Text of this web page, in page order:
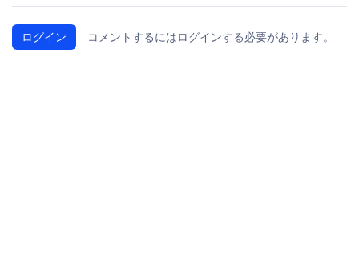
ログイン コメントするにはログインする必要があります。